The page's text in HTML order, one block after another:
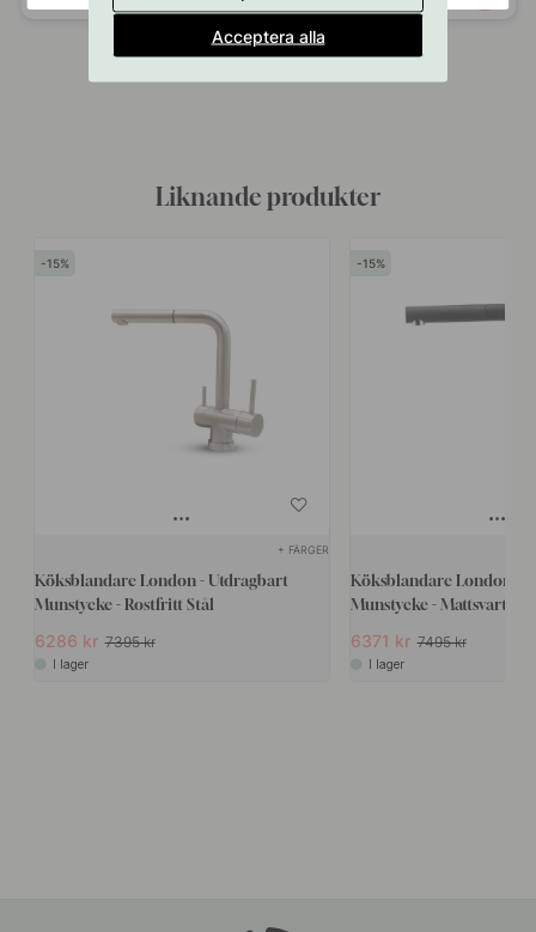
publicerat
av
Liknande produkter
15
+ FÄRGER
Köksblandare London - Utdragbart
Munstycke - Rostfritt Stål
6286 kr 7395 kr
I lager
15
Köksblandare London -
Munstycke - Mattsvart
6371 kr 7495 kr
I lager
Acceptera alla